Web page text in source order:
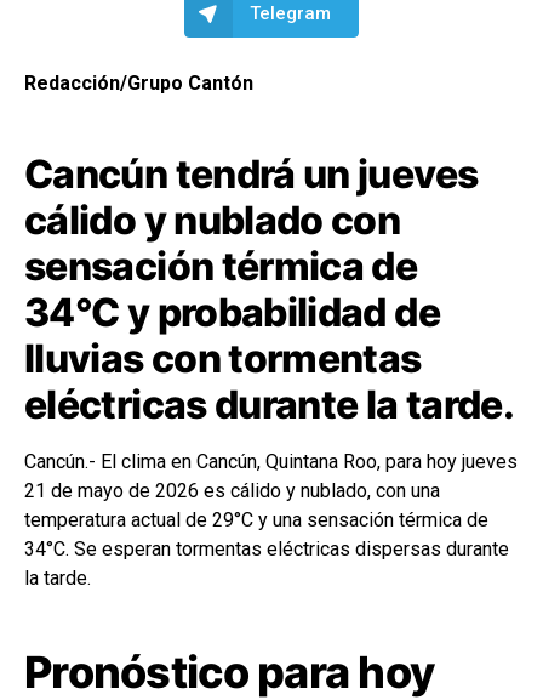
Telegram
Redacción/Grupo Cantón
Cancún tendrá un jueves
cálido y nublado con
sensación térmica de
34°C y probabilidad de
lluvias con tormentas
eléctricas durante la tarde.
Cancún.- El clima en Cancún, Quintana Roo, para hoy jueves
21 de mayo de 2026 es cálido y nublado, con una
temperatura actual de 29°C y una sensación térmica de
34°C. Se esperan tormentas eléctricas dispersas durante
la tarde.
Pronóstico para hoy